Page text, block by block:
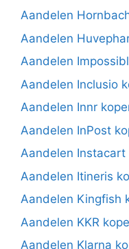
Aandelen
Aandelen
Aandelen
Aandelen Inclusio
Aandelen Innr
Aandelen InPost
Aandelen Instacart
Aandelen Itineris
Aandelen Kingfish
Aandelen KKR
Aandelen Klarna